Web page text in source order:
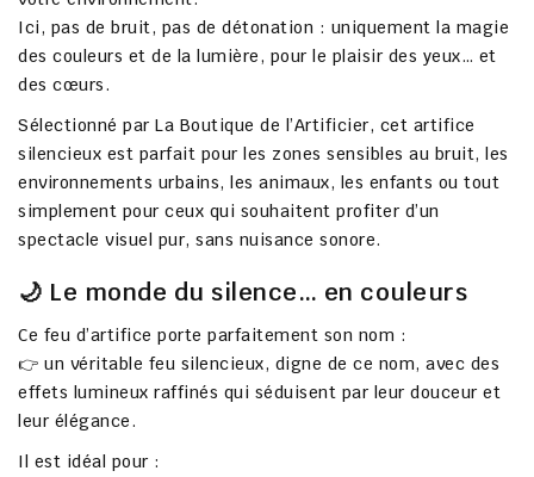
Ici, pas de bruit, pas de détonation : uniquement la magie
des couleurs et de la lumière, pour le plaisir des yeux… et
des cœurs.
Sélectionné par La Boutique de l’Artificier, cet artifice
silencieux est parfait pour les zones sensibles au bruit, les
environnements urbains, les animaux, les enfants ou tout
simplement pour ceux qui souhaitent profiter d’un
spectacle visuel pur, sans nuisance sonore.
🌙 Le monde du silence… en couleurs
Ce feu d’artifice porte parfaitement son nom :
👉 un véritable feu silencieux, digne de ce nom, avec des
effets lumineux raffinés qui séduisent par leur douceur et
leur élégance.
Il est idéal pour :